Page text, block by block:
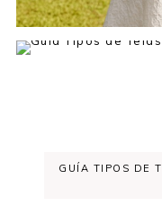
GUÍA TIPOS DE